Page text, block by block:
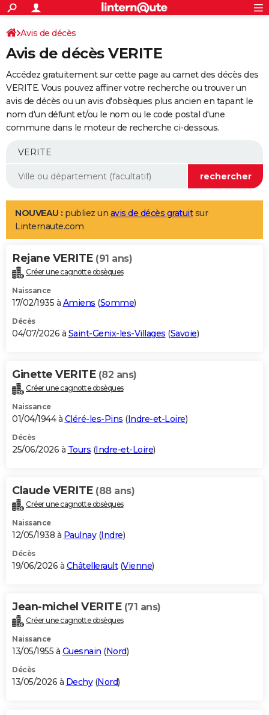
ACTUALITÉS
Politique
Société
Faits Divers
Education
Monde
Villes
+
SPORT
Coupe du monde 2026
Football
Tennis
Cyclisme
Rugby
Forum
Programme TV
TNT
Streaming
Cinéma
Sorties cinéma
Musique
+
FINANCE
Retraite
Epargne
Immobilier
Risques naturels par ville
Banque
Assurance
AUTO
Essais
Réserver un essai
Citadines
Berlines
SUV
Forum auto
+
Mobiles
Meilleur smartphone
Internet
Ordinateurs
Jeux vidéo
Guide high-tech
Aménagement intérieur
LIFESTYLE
Art de vivre
Bien-être
Loisirs
Mode
Modes de vie
Alimentation
Guide de la santé
Maladies
Médicaments
Sommeil
VOYAGE
Destinations
City break
Voyage nature
Voyage de noces
Forum
Climat
+PHOTO
GUIDES D'ACHAT
BONS PLANS
Carte de Noël
Carte Bonne année
Carte Saint-Valentin
Carte Pâques
Carte d'anniversaire
DICTIONNAIRE
Dictionnaire
Biographies
Citations
Expressions
Proverbes
PROGRAMME TV
S'inscrire
Se connecter
Lycées
Collèges
Primaires
Universités
Entreprises
Service militaire
Avis de recherche
AVIS DE DÉCÈS
Bricolage
Lifestyle
Culture
Sport
Auto
Television
Voyage
Cinema
Avis de décès
Avis de décès VERITE
Accédez gratuitement sur cette page au carnet des décès des
VERITE. Vous pouvez affiner votre recherche ou trouver un
avis de décès ou un avis d'obsèques plus ancien en tapant le
nom d'un défunt et/ou le nom ou le code postal d'une
commune dans le moteur de recherche ci-dessous.
NOUVEAU : publiez un avis de décès gratuitsur
Linternaute.com
Rejane VERITE (91 ans)
Créer une cagnotte obsèques
Naissance
17/02/1935 à Amiens (Somme)
Décès
04/07/2026 à Saint-Genix-les-Villages (Savoie)
Ginette VERITE (82 ans)
Créer une cagnotte obsèques
Naissance
01/04/1944 à Cléré-les-Pins (Indre-et-Loire)
Décès
25/06/2026 à Tours (Indre-et-Loire)
Claude VERITE (88 ans)
Créer une cagnotte obsèques
Naissance
12/05/1938 à Paulnay(Indre)
Décès
19/06/2026 à Châtellerault(Vienne)
Jean-michel VERITE (71 ans)
Créer une cagnotte obsèques
Naissance
13/05/1955 à Guesnain (Nord)
Décès
13/05/2026 à Dechy(Nord)